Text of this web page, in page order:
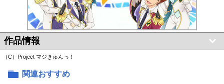
作品情報
（C）Project マジきゅんっ！
関連おすすめ